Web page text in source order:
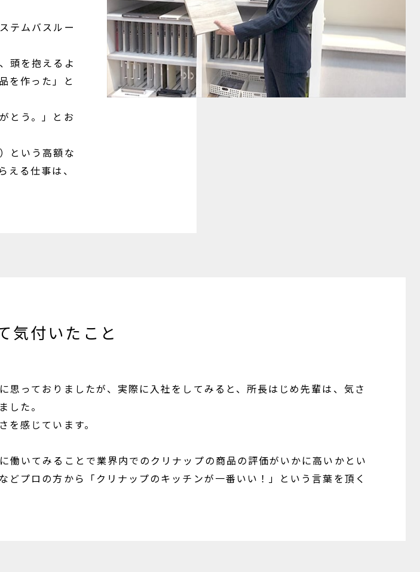
テムバスルー
頭を抱えるよ
を作った」と
とう。」とお
という高額な
る仕事は、
気付いたこと
っておりましたが、実際に入社をしてみると、所長はじめ先輩は、気さ
した。
感じています。
いてみることで業界内でのクリナップの商品の評価がいかに高いかとい
プロの方から「クリナップのキッチンが一番いい！」という言葉を頂く